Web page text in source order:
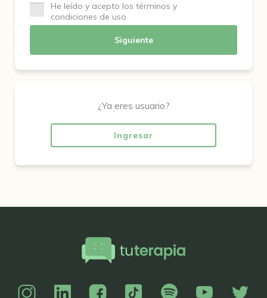
He leído y acepto los términos y
condiciones de uso
Siguiente
¿Ya eres usuario?
Ingresar